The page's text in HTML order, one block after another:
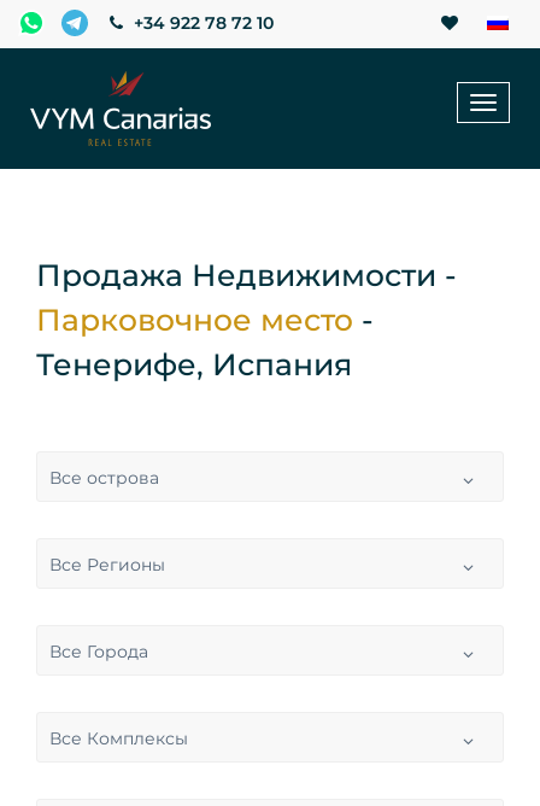
+34 922 78 72 10
Продажа Недвижимости -
Парковочное место -
Тенерифе, Испания
Все острова
Все Регионы
Все Города
Все Комплексы